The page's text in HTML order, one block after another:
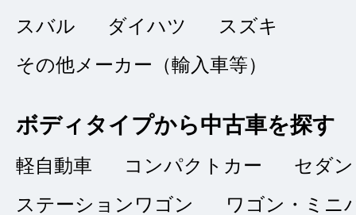
総合評価
2022/09/15
販売店の評価
接客：3
品質：4｜ 説明：
接客は、言葉使い
スバル
ダイハツ
スズキ
その他メーカー（輸入車等）
ボディタイプから中古車を探す
軽自動車 コンパクトカー
セダン
ステーションワゴン
ワゴン・ミニ